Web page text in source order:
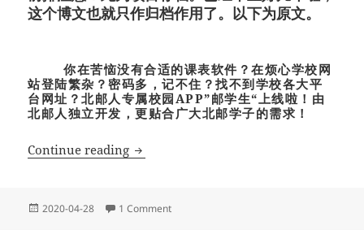
这个博文也就只作归档作用了。以下为原文。
你在苦恼没有合适的课表软件？在烦心学校网
站登陆繁杂？密码多，记不住？找不到学校各大平
台网址？北邮人专属校园APP”邮学生“上线啦！由
北邮人独立开发，更贴合广大北邮学子的需求！
Continue reading 邮学生校园APP-简介
Posted
2020-04-28 1 Commenton 邮学生校园APP-简介